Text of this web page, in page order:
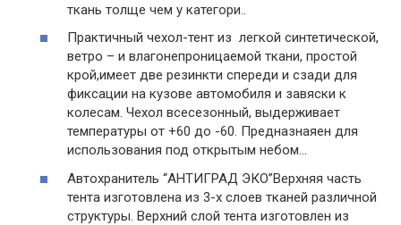
ткань толще чем у категори..
Практичный чехол-тент из легкой синтетической,
ветро – и влагонепроницаемой ткани, простой
крой,имеет две резинкти спереди и сзади для
фиксации на кузове автомобиля и завяски к
колесам. Чехол всесезонный, выдерживает
температуры от +60 до -60. Предназнаяен для
использования под открытым небом…
Автохранитель “АНТИГРАД ЭКО”Верхняя часть
тента изготовлена из 3-х слоев тканей различной
структуры. Верхний слой тента изготовлен из